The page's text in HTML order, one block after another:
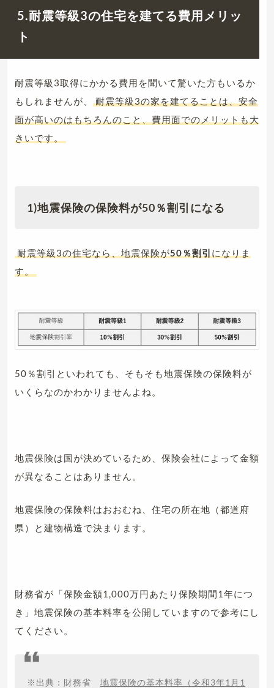
5.耐震等級3の住宅を建てる費用メリッ
ト
耐震等級3取得にかかる費用を聞いて驚いた方もいるか
もしれませんが、
耐震等級3の家を建てることは、安全
面が高いのはもちろんのこと、費用面でのメリットも大
きいです。
1)地震保険の保険料が50％割引になる
耐震等級3の住宅なら、地震保険が50％割引 になりま
す。
50％割引といわれても、そもそも地震保険の保険料が
いくらなのかわかりませんよね。
地震保険は国が決めているため、保険会社によって金額
が異なることはありません。
地震保険の保険料はおおむね、住宅の所在地（都道府
県）と建物構造で決まります。
財務省が「保険金額1,000万円あたり保険期間1年につ
き」地震保険の基本料率を公開していますので参考にし
てください。
※出典：財務省 地震保険の基本料率（令和3年1月1